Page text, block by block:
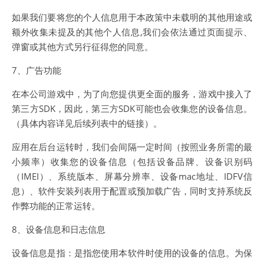
如果我们要将您的个人信息用于本政策中未载明的其他用途或
额外收集未提及的其他个人信息,我们会依法通过页面提示、
弹窗或其他方式另行征得您的同意。
7、广告功能
在本公司游戏中，为了向您提供更全面的服务，游戏中接入了
第三方SDK，因此，第三方SDK可能也会收集您的设备信息。
（具体内容详见后续列表中的链接）。
应用在后台运转时，我们会间隔一定时间（按照业务所需的最
小频率）收集您的设备信息（包括设备品牌、设备识别码
（IMEI）、系统版本、屏幕分辨率、设备mac地址、IDFV信
息）、软件安装列表用于配置或预加载广告，同时支持系统反
作弊功能的正常运转。
8、设备信息和日志信息
设备信息是指：是指您使用本软件时使用的设备的信息。为保